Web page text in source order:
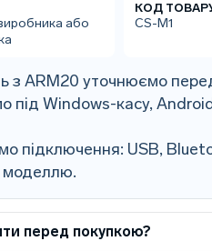
або
КОД
CS-M1
з ARM20 уточнюємо
під Windows-касу,
підключення: USB,
моделлю.
перед покупкою?